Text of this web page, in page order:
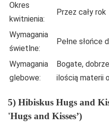
Okres
kwitnienia:
Przez cały rok
Wymagania
świetlne:
Pełne słońce
Wymagania
glebowe:
Bogate,
ilością materii
5) Hibiskus Hugs and
'Hugs and Kisses’)